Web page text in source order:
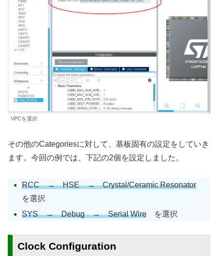
VPCを選択
その他のCategoriesに対して、基板固有の設定をしていき
ます。今回の例では、下記の2個を設定しました。
RCC → HSE → Crystal/Ceramic Resonator
を選択
SYS → Debug → Serial Wire を選択
Clock Configuration